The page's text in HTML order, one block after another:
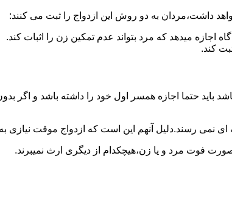
داشت،مردان به دو روش این ازدواج را ثبت می کنند:
اجازه میدهد که مرد بتواند عدم تمکین زن را اثبات کند.
کند.
حتما اجازه همسر اول خود را داشته باشد و اگر
نمی رسند.دلیل آنهم این است که ازدواج موقت نیازی به
فوت مرد و یا زن،هیچکدام از دیگری ارث نمیبرند.